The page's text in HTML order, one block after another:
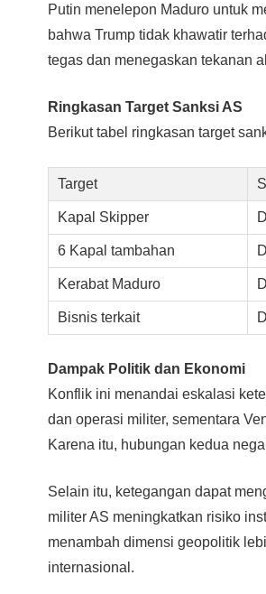
Putin menelepon Maduro untuk
bahwa Trump tidak khawatir
tegas dan menegaskan tekanan
Ringkasan Target Sanksi AS
Berikut tabel ringkasan target
Target
Kapal Skipper
6 Kapal tambahan
Kerabat Maduro
Bisnis terkait
Dampak Politik dan Ekonomi
Konflik ini menandai eskalasi
dan operasi militer, sementara
Karena itu, hubungan kedua
Selain itu, ketegangan dapat
militer AS meningkatkan risiko
menambah dimensi geopolitik
internasional.